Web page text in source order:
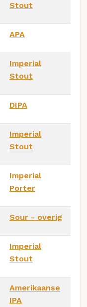
Stout
APA
Imperial
Stout
DIPA
Imperial
Stout
Imperial
Porter
Sour - overig
Imperial
Stout
Amerikaanse
IPA